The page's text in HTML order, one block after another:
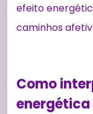
efeito
caminhos
Como
energética